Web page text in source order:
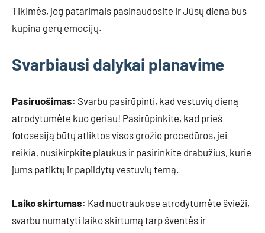
Tikimės, jog patarimais pasinaudosite ir Jūsų diena bus
kupina gerų emocijų.
Svarbiausi dalykai planavime
Pasiruošimas: Svarbu pasirūpinti, kad vestuvių dieną
atrodytumėte kuo geriau! Pasirūpinkite, kad prieš
fotosesiją būtų atliktos visos grožio procedūros, jei
reikia, nusikirpkite plaukus ir pasirinkite drabužius, kurie
jums patiktų ir papildytų vestuvių temą.
Laiko skirtumas: Kad nuotraukose atrodytumėte švieži,
svarbu numatyti laiko skirtumą tarp šventės ir